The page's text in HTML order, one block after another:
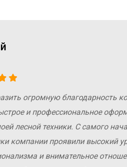
огромную благодарность
и профессиональное
лесной техники. С самого
компании проявили высокий
и внимательное